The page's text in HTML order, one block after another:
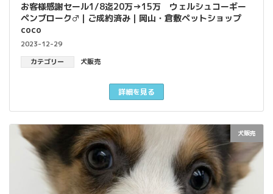
お客様感謝セール1/8迄20万→15万 ウェルシュコーギー
ペンブローク♂｜ご成約済み｜岡山・倉敷ペットショップ
coco
2023-12-29
カテゴリー
犬販売
詳細を見る
犬販売